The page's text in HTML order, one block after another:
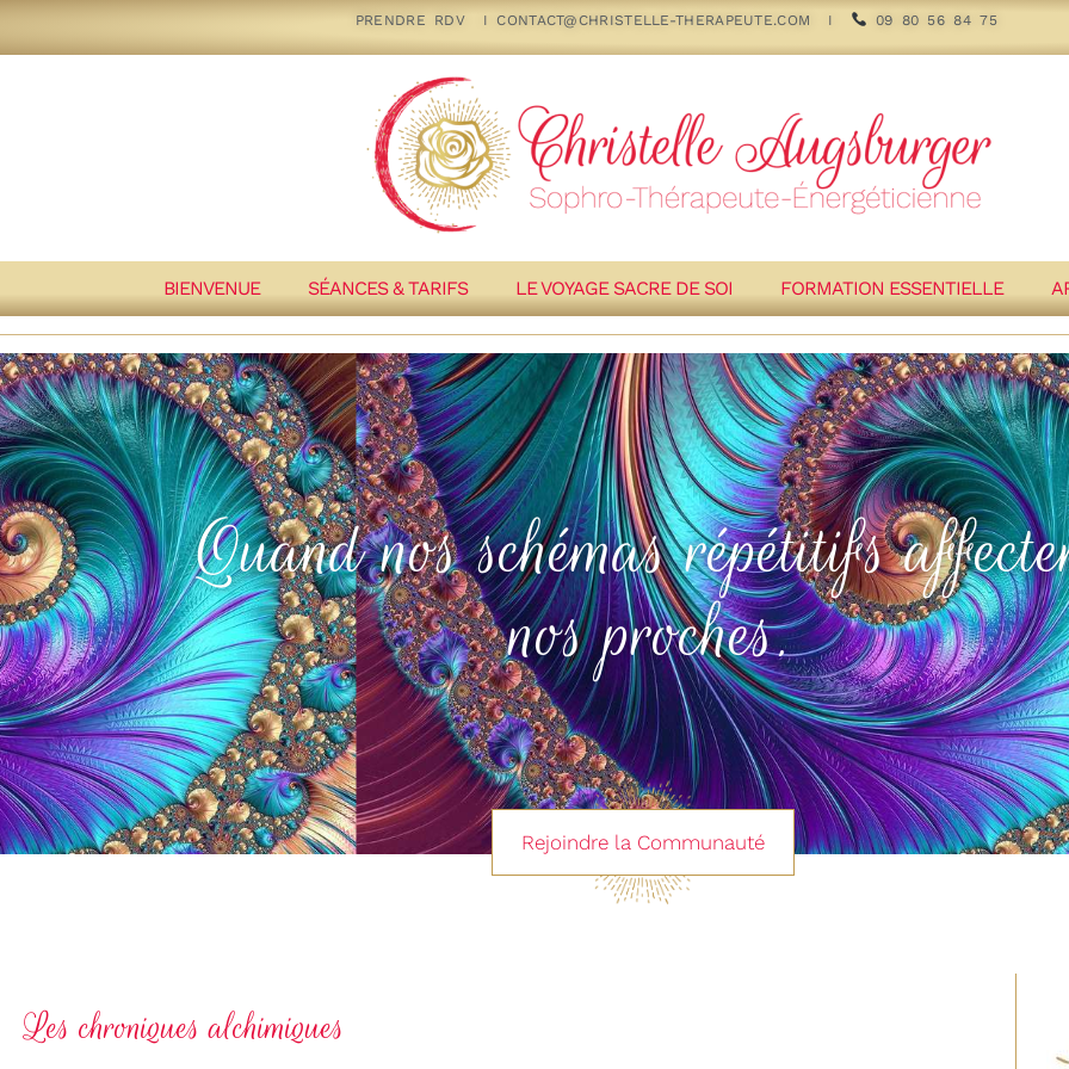
PRENDRE RDV I CONTACT@CHRISTELLE-THERAPEUTE.COM I 09 80 56 84 75
BIENVENUE SÉANCES & TARIFS LE VOYAGE SACRE DE SOI FORMATION ESSENTIELLE
Quand nos schémas répétitifs
nos proches.
Rejoindre la Communauté
Les chroniques alchimiques